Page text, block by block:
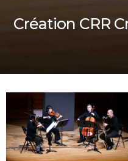
Création CRR